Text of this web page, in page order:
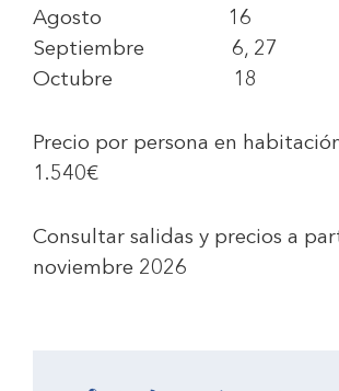
Agosto 16
Septiembre 6, 27
Octubre 18
Precio por persona en
1.540€
Consultar salidas y precios a
noviembre 2026